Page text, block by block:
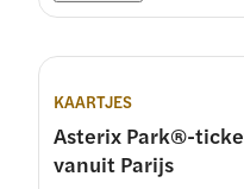
KAARTJES
Asterix Park®-
vanuit Parijs